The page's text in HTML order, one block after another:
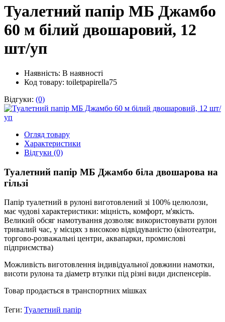
Туалетний папір МБ Джамбо
60 м білий двошаровий, 12
шт/уп
Наявність: В наявності
Код товару: toiletpapirella75
Відгуки: (0)
Огляд товару
Характеристики
Відгуки (0)
Туалетний папір МБ Джамбо біла двошарова на
гільзі
Папір туалетний в рулоні виготовлений зі 100% целюлози,
має чудові характеристики: міцність, комфорт, м'якість.
Великий обсяг намотування дозволяє використовувати рулон
тривалий час, у місцях з високою відвідуваністю (кінотеатри,
торгово-розважальні центри, аквапарки, промислові
підприємства)
Можливість виготовлення індивідуальної довжини намотки,
висоти рулона та діаметр втулки під різні види диспенсерів.
Товар продається в транспортних мішках
Теги: Туалетний папір